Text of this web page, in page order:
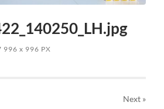
996x 996 PX
Next»